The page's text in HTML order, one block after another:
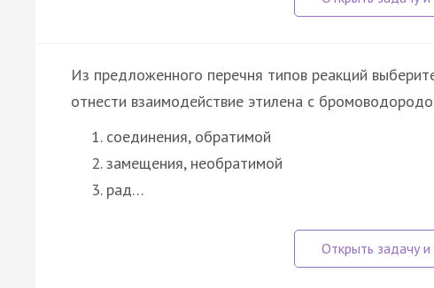
Из предложенного перечня типов реакций
отнести взаимодействие этилена с
соединения, обратимой
замещения, необратимой
рад…